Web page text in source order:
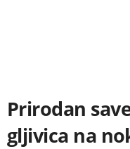
Prirodan
gljivica na